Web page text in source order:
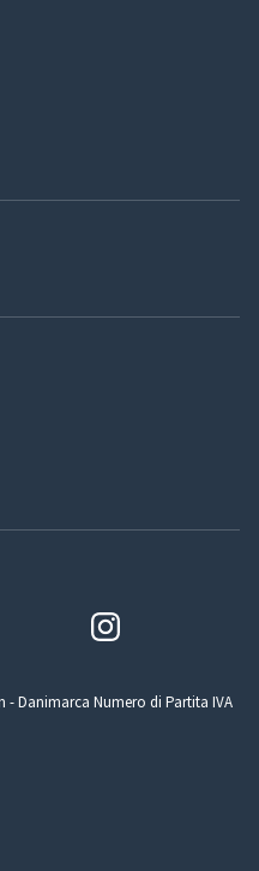
- Danimarca Numero di Partita IVA